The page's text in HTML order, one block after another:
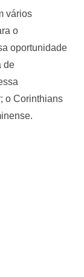
vários
o
oportunidade
de
o Corinthians